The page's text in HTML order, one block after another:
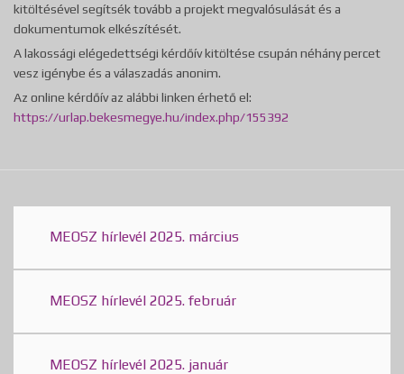
kitöltésével segítsék tovább a projekt megvalósulását és a
dokumentumok elkészítését.
A lakossági elégedettségi kérdőív kitöltése csupán néhány percet
vesz igénybe és a válaszadás anonim.
Az online kérdőív az alábbi linken érhető el:
https://urlap.bekesmegye.hu/index.php/155392
MEOSZ hírlevél 2025. március
MEOSZ hírlevél 2025. február
MEOSZ hírlevél 2025. január